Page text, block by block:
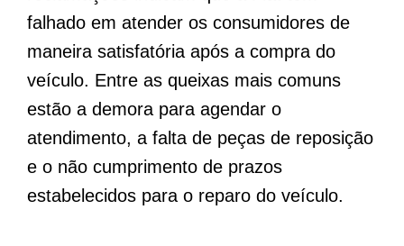
falhado em atender os consumidores de
maneira satisfatória após a compra do
veículo. Entre as queixas mais comuns
estão a demora para agendar o
atendimento, a falta de peças de reposição
e o não cumprimento de prazos
estabelecidos para o reparo do veículo.